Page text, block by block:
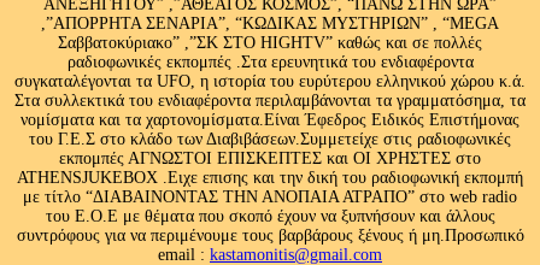
ΑΝΕΞΗΓΗΤΟΥ” ,”ΑΘΕΑΤΟΣ ΚΟΣΜΟΣ”, “ΠΑΝΩ ΣΤΗΝ ΩΡΑ”
,”ΑΠΟΡΡΗΤΑ ΣΕΝΑΡΙΑ”, “ΚΩΔΙΚΑΣ ΜΥΣΤΗΡΙΩΝ” , “MEGA
Σαββατοκύριακο” ,”ΣΚ ΣΤΟ HIGHTV” καθώς και σε πολλές
ραδιοφωνικές εκπομπές .Στα ερευνητικά του ενδιαφέροντα
συγκαταλέγονται τα UFO, η ιστορία του ευρύτερου ελληνικού χώρου κ.ά.
Στα συλλεκτικά του ενδιαφέροντα περιλαμβάνονται τα γραμματόσημα, τα
νομίσματα και τα χαρτονομίσματα.Είναι Έφεδρος Ειδικός Επιστήμονας
του Γ.Ε.Σ στο κλάδο των Διαβιβάσεων.Συμμετείχε στις ραδιοφωνικές
εκπομπές ΑΓΝΩΣΤΟΙ ΕΠΙΣΚΕΠΤΕΣ και ΟΙ ΧΡΗΣΤΕΣ στο
ATHENSJUKEBOX .Ειχε επισης και την δική του ραδιοφωνική εκπομπή
με τίτλο “ΔΙΑΒΑΙΝΟΝΤΑΣ ΤΗΝ ΑΝΟΠΑΙΑ ΑΤΡΑΠΟ” στο web radio
του Ε.Ο.Ε με θέματα που σκοπό έχουν να ξυπνήσουν και άλλους
συντρόφους για να περιμένουμε τους βαρβάρους ξένους ή μη.Προσωπικό
email : kastamonitis@gmail.com